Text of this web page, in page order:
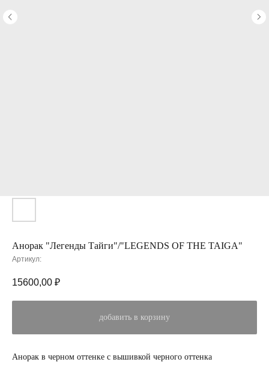
Анорак "Легенды Тайги"/"LEGENDS OF THE TAIGA"
Артикул:
15600,00 ₽
добавить в корзину
Анорак в черном оттенке с вышивкой черного оттенка